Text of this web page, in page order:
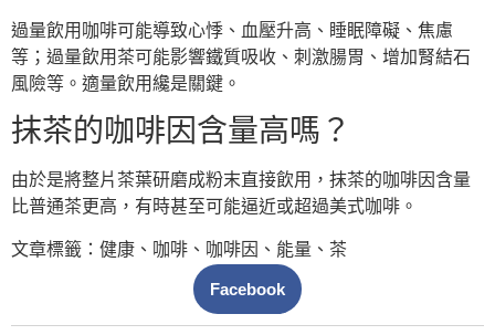
過量飲用咖啡可能導致心悸、血壓升高、睡眠障礙、焦慮
等；過量飲用茶可能影響鐵質吸收、刺激腸胃、增加腎結石
風險等。適量飲用纔是關鍵。
抹茶的咖啡因含量高嗎？
由於是將整片茶葉研磨成粉末直接飲用，抹茶的咖啡因含量
比普通茶更高，有時甚至可能逼近或超過美式咖啡。
文章標籤： 健康 、 咖啡 、 咖啡因 、 能量 、 茶
Facebook